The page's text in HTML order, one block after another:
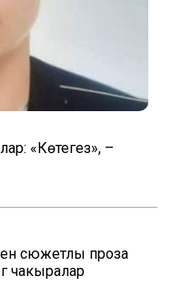
«Көтегез», –
сюжетлы проза
чакыралар